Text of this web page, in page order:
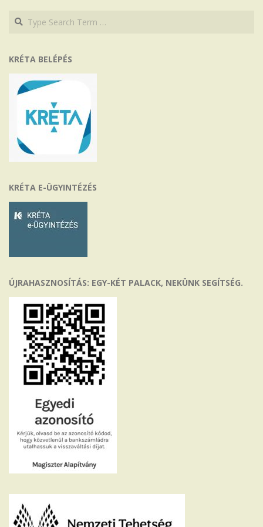
Search
Search
KRÉTA BELÉPÉS
KRÉTA E-ÜGYINTÉZÉS
ÚJRAHASZNOSÍTÁS: EGY-KÉT PALACK, NEKÜNK SEGÍTSÉG.